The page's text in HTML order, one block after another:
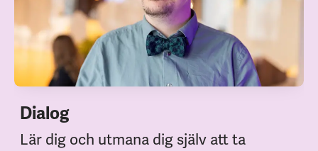
Dialog
Lär dig och utmana dig själv att ta